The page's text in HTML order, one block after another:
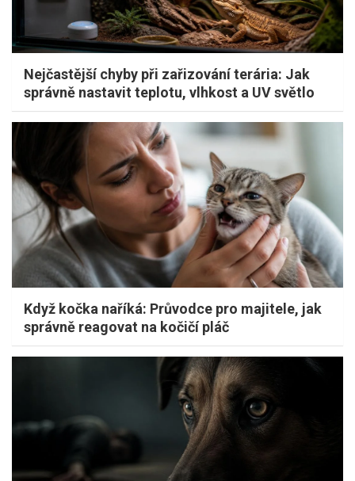
Nejčastější chyby při zařizování terária: Jak
správně nastavit teplotu, vlhkost a UV světlo
Když kočka naříká: Průvodce pro majitele, jak
správně reagovat na kočičí pláč